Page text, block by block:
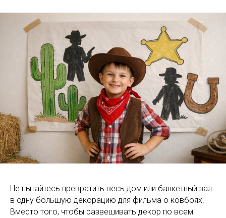
Не пытайтесь превратить весь дом или банкетный зал
в одну большую декорацию для фильма о ковбоях.
Вместо того, чтобы развешивать декор по всем